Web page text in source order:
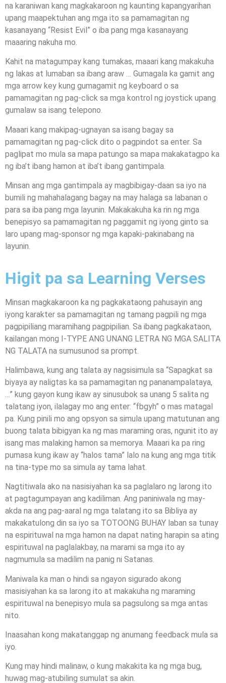
na karaniwan kang magkakaroon ng kaunting kapangyarihan
upang maapektuhan ang mga ito sa pamamagitan ng
kasanayang “Resist Evil” o iba pang mga kasanayang
maaaring nakuha mo.
Kahit na matagumpay kang tumakas, maaari kang makakuha
ng lakas at lumaban sa ibang araw … Gumagala ka gamit ang
mga arrow key kung gumagamit ng keyboard o sa
pamamagitan ng pag-click sa mga kontrol ng joystick upang
gumalaw sa isang telepono.
Maaari kang makipag-ugnayan sa isang bagay sa
pamamagitan ng pag-click dito o pagpindot sa enter. Sa
paglipat mo mula sa mapa patungo sa mapa makakatagpo ka
ng iba’t ibang hamon at iba’t ibang gantimpala.
Minsan ang mga gantimpala ay magbibigay-daan sa iyo na
bumili ng mahahalagang bagay na may halaga sa labanan o
para sa iba pang mga layunin. Makakakuha ka rin ng mga
benepisyo sa pamamagitan ng paggamit ng iyong ginto sa
laro upang mag-sponsor ng mga kapaki-pakinabang na
layunin.
Higit pa sa Learning Verses
Minsan magkakaroon ka ng pagkakataong pahusayin ang
iyong karakter sa pamamagitan ng tamang pagpili ng mga
pagpipiliang maramihang pagpipilian. Sa ibang pagkakataon,
kailangan mong I-TYPE ANG UNANG LETRA NG MGA SALITA
NG TALATA na sumusunod sa prompt.
Halimbawa, kung ang talata ay nagsisimula sa “Sapagkat sa
biyaya ay naligtas ka sa pamamagitan ng pananampalataya,
…” kung gayon kung ikaw ay sinusubok sa unang 5 salita ng
talatang iyon, ilalagay mo ang enter: “fbgyh” o mas matagal
pa. Kung pinili mo ang opsyon sa simula upang matutunan ang
buong talata bibigyan ka ng mas maraming oras, ngunit ito ay
isang mas malaking hamon sa memorya. Maaari ka pa ring
pumasa kung ikaw ay “halos tama” lalo na kung ang mga titik
na tina-type mo sa simula ay tama lahat.
Nagtitiwala ako na nasisiyahan ka sa paglalaro ng larong ito
at pagtagumpayan ang kadiliman. Ang paniniwala ng may-
akda na ang pag-aaral ng mga talatang ito sa Bibliya ay
makakatulong din sa iyo sa TOTOONG BUHAY laban sa tunay
na espirituwal na mga hamon na dapat nating harapin sa ating
espirituwal na paglalakbay, na marami sa mga ito ay
nagmumula sa madilim na panig ni Satanas.
Maniwala ka man o hindi sa ngayon sigurado akong
masisiyahan ka sa larong ito at makakuha ng maraming
espirituwal na benepisyo mula sa pagsulong sa mga antas
nito.
Inaasahan kong makatanggap ng anumang feedback mula sa
iyo.
Kung may hindi malinaw, o kung makakita ka ng mga bug,
huwag mag-atubiling sumulat sa akin.